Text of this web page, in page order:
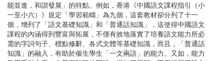
能並進，和諧發展」的特點。例如，香港《中國語文課程指引（小
一至小六）》規定「學習範疇」為九個，這套教材卻分列了十一
個，增列了「語文基礎知識」和「普通話知識」，這使得中國語文
課程的內涵得到豐富與拓展，不僅有效地落實了培養語文能力所必
需的字詞句子、標點修辭、各式文體等基礎知識，而且，「普通話
知識」的融入，有助於催生學生「一文兩語」的能力。又如，能力